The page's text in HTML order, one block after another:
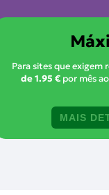
Para sites que exigem
de1.95 € por mês
MAIS